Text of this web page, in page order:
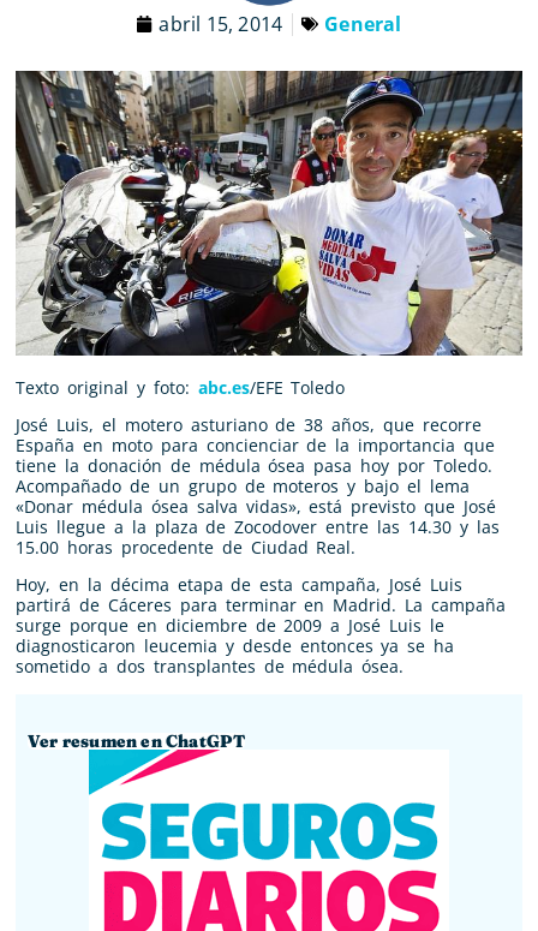
abril 15, 2014 General
Texto original y foto: abc.es/EFE Toledo
José Luis, el motero asturiano de 38 años, que recorre
España en moto para concienciar de la importancia que
tiene la donación de médula ósea pasa hoy por Toledo.
Acompañado de un grupo de moteros y bajo el lema
«Donar médula ósea salva vidas», está previsto que José
Luis llegue a la plaza de Zocodover entre las 14.30 y las
15.00 horas procedente de Ciudad Real.
Hoy, en la décima etapa de esta campaña, José Luis
partirá de Cáceres para terminar en Madrid. La campaña
surge porque en diciembre de 2009 a José Luis le
diagnosticaron leucemia y desde entonces ya se ha
sometido a dos transplantes de médula ósea.
Ver resumen en ChatGPT